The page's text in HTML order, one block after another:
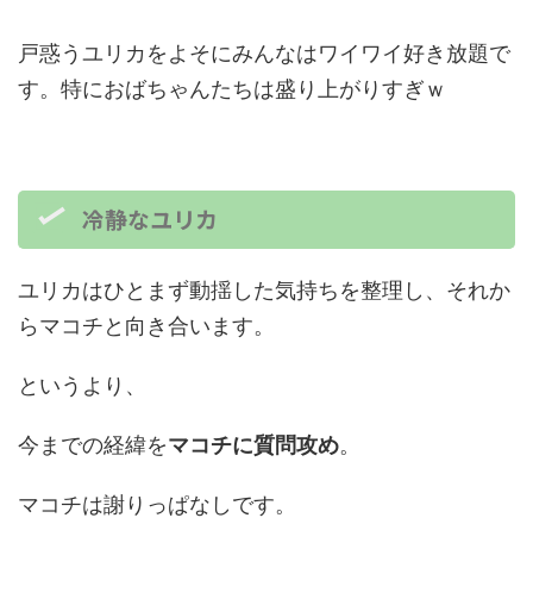
戸惑うユリカをよそにみんなはワイワイ好き放題で
す。特におばちゃんたちは盛り上がりすぎｗ
冷静なユリカ
ユリカはひとまず動揺した気持ちを整理し、それか
らマコチと向き合います。
というより、
今までの経緯をマコチに質問攻め。
マコチは謝りっぱなしです。